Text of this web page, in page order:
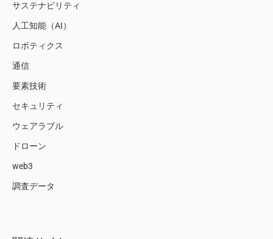
サステナビリティ
人工知能（AI）
ロボティクス
通信
要素技術
セキュリティ
ウェアラブル
ドローン
web3
調査データ